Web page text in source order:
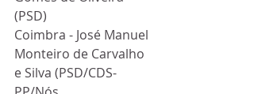
(PSD)
Coimbra - José Manuel
Monteiro de Carvalho
e Silva (PSD/CDS-